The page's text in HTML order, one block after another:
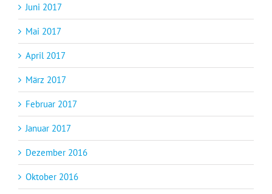
Juni 2017
Mai 2017
April 2017
März 2017
Februar 2017
Januar 2017
Dezember 2016
Oktober 2016